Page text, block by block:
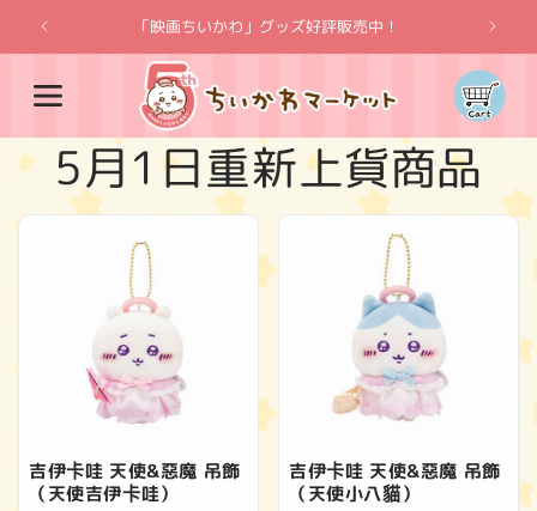
跳至內
容
「映画ちいかわ」グッズ好評販売中！ 「吉伊
購
物
車
商
品
列
5月1日重新上貨商品
吉伊卡哇 天使&惡魔 吊飾
（天使吉伊卡哇）
吉伊卡哇 天使&惡魔 吊飾
（天使小八貓）